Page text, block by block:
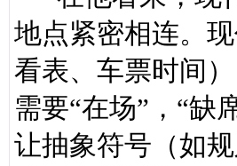
地点紧密相连。
看表、车票时间
需要“在场”，“缺
让抽象符号（如